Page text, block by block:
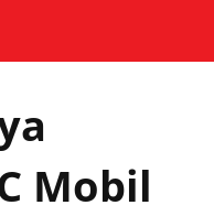
Mobil